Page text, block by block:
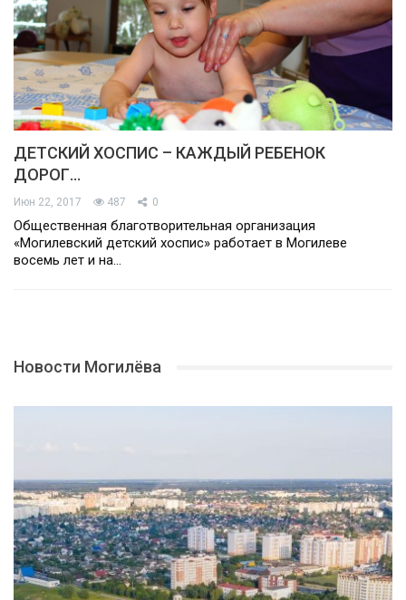
ДЕТСКИЙ ХОСПИС – КАЖДЫЙ РЕБЕНОК
ДОРОГ…
Июн 22, 2017 487 0
Общественная благотворительная организация
«Могилевский детский хоспис» работает в Могилеве
восемь лет и на…
Новости Могилёва